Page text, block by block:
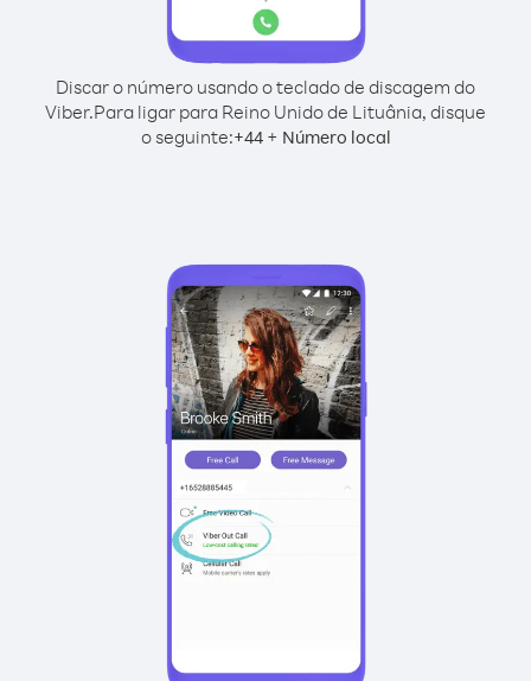
Discar o número usando o teclado de discagem do
Viber.Para ligar para Reino Unido de Lituânia, disque
o seguinte:+44+ Número local